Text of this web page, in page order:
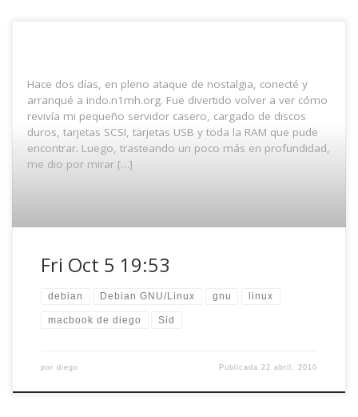
Hace dos días, en pleno ataque de nostalgia, conecté y
arranqué a indo.n1mh.org. Fue divertido volver a ver cómo
revivía mi pequeño servidor casero, cargado de discos
duros, tarjetas SCSI, tarjetas USB y toda la RAM que pude
encontrar. Luego, trasteando un poco más en profundidad,
me dio por mirar […]
Fri Oct 5 19:53
debian Debian GNU/Linux gnu linux
macbook de diego Sid
por diego Publicada 22 abril, 2010